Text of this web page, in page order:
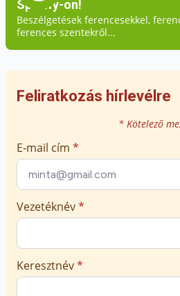
Spotify-on!
Beszélgetések ferencesekkel,
ferences szentekről...
Feliratkozás hírlevélre
* Kötelező
E-mail cím *
Vezetéknév*
Keresztnév*